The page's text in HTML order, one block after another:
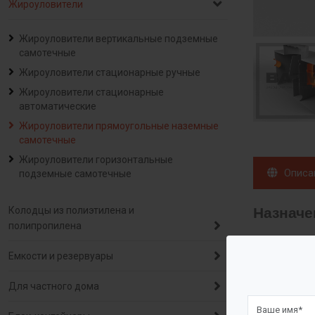
Жироуловители
Жироуловители вертикальные подземные
самотечные
Жироуловители стационарные ручные
Жироуловители стационарные
автоматические
Жироуловители прямоугольные наземные
самотечные
Жироуловители горизонтальные
подземные самотечные
Колодцы из полиэтилена и
полипропилена
Емкости и резервуары
Для частного дома
Процесс
Описание